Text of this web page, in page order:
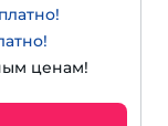
ценам!